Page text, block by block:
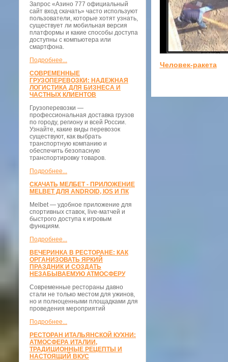
Запрос «Азино 777 официальный
сайт вход скачать» часто используют
пользователи, которые хотят узнать,
существует ли мобильная версия
платформы и какие способы доступа
доступны с компьютера или
смартфона.
Подробнее...
СОВРЕМЕННЫЕ
ГРУЗОПЕРЕВОЗКИ: НАДЕЖНАЯ
ЛОГИСТИКА ДЛЯ БИЗНЕСА И
ЧАСТНЫХ КЛИЕНТОВ
Грузоперевозки —
профессиональная доставка грузов
по городу, региону и всей России.
Узнайте, какие виды перевозок
существуют, как выбрать
транспортную компанию и
обеспечить безопасную
транспортировку товаров.
Подробнее...
СКАЧАТЬ МЕЛБЕТ - ПРИЛОЖЕНИЕ
MELBET ДЛЯ ANDROID, IOS И ПК
Melbet — удобное приложение для
спортивных ставок, live-матчей и
быстрого доступа к игровым
функциям.
Подробнее...
ВЕЧЕРИНКА В РЕСТОРАНЕ: КАК
ОРГАНИЗОВАТЬ ЯРКИЙ
ПРАЗДНИК И СОЗДАТЬ
НЕЗАБЫВАЕМУЮ АТМОСФЕРУ
Современные рестораны давно
стали не только местом для ужинов,
но и полноценными площадками для
проведения мероприятий
Подробнее...
РЕСТОРАН ИТАЛЬЯНСКОЙ КУХНИ:
АТМОСФЕРА ИТАЛИИ,
ТРАДИЦИОННЫЕ РЕЦЕПТЫ И
НАСТОЯЩИЙ ВКУС
Человек-ракета